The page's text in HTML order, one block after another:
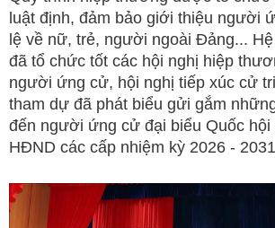
luật định, đảm bảo giới thiệu người
lệ về nữ, trẻ, người ngoài Đảng...
đã tổ chức tốt các hội nghị hiệp
người ứng cử, hội nghị tiếp xúc cử
tham dự đã phát biểu gửi gắm
đến người ứng cử đại biểu Quốc hội
HĐND các cấp nhiệm kỳ 2026 -